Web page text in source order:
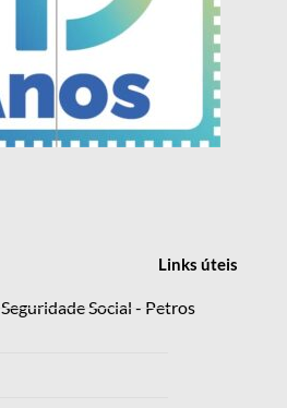
Linksúteis
Social - Petros